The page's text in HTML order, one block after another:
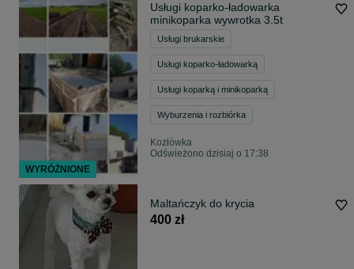
Usługi koparko-ładowarka
minikoparka wywrotka 3.5t
Usługi brukarskie
Usługi koparko-ładowarką
Usługi koparką i minikoparką
Wyburzenia i rozbiórka
Kozłówka
Odświeżono dzisiaj o 17:38
Maltańczyk do krycia
400 zł
WYRÓŻNIONE